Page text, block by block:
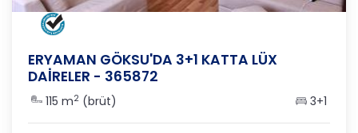
ERYAMAN GÖKSU'DA 3+1 KATTA LÜX
DAİRELER - 365872
115 m2 (brüt) 3+1